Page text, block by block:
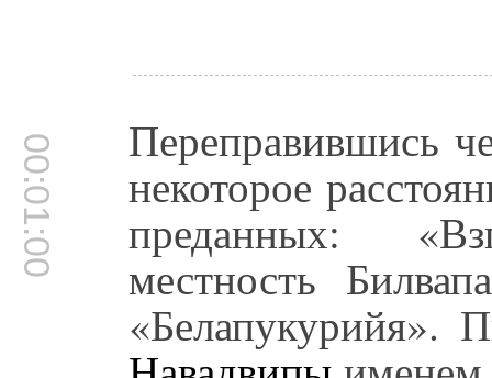
00:01:00 Переправившись
некоторое
преданных:
местность
«Белапукурийя».